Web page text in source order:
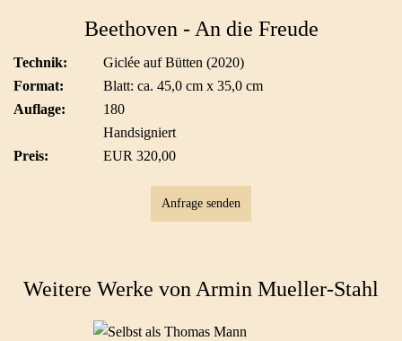
Beethoven - An die Freude
Technik:
Giclée auf Bütten (2020)
Format:
Blatt: ca. 45,0 cm x 35,0 cm
Auflage:
180
Handsigniert
Preis:
EUR 320,00
Anfrage senden
Weitere Werke von Armin Mueller-Stahl